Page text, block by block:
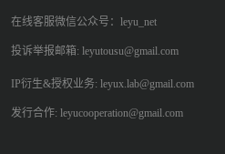
在线客服微信公众号：leyu_net
投诉举报邮箱: leyutousu@gmail.com
IP衍生&授权业务: leyux.lab@gmail.com
发行合作: leyucooperation@gmail.com